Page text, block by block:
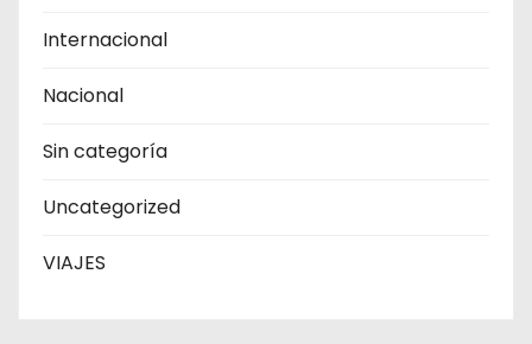
Internacional
Nacional
Sin categoría
Uncategorized
VIAJES